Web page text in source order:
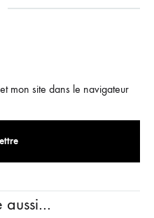
mon site dans le navigateur
aussi…